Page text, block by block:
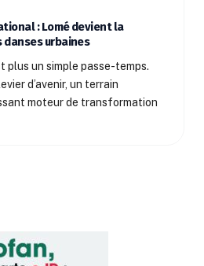
: Lomé devient la
urbaines
plus un simple passe-temps.
d’avenir, un terrain
moteur de transformation